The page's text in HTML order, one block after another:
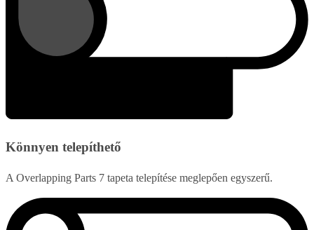
Könnyen telepíthető
A Overlapping Parts 7 tapeta telepítése meglepően egyszerű.